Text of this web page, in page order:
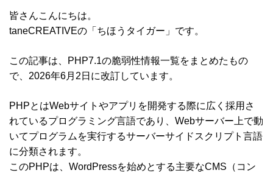
皆さんこんにちは。
taneCREATIVEの「ちほうタイガー」です。
この記事は、PHP7.1の脆弱性情報一覧をまとめたもの
で、2026年6月2日に改訂しています。
PHPとはWebサイトやアプリを開発する際に広く採用さ
れているプログラミング言語であり、Webサーバー上で動
いてプログラムを実行するサーバーサイドスクリプト言語
に分類されます。
このPHPは、WordPressを始めとする主要なCMS（コン